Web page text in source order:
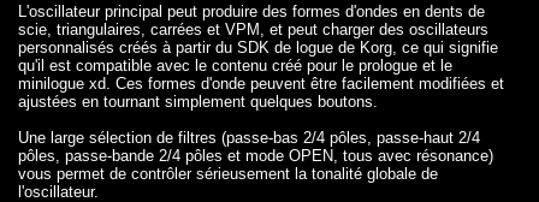
L'oscillateur principal peut produire des formes d'ondes en dents de
scie, triangulaires, carrées et VPM, et peut charger des oscillateurs
personnalisés créés à partir du SDK de logue de Korg, ce qui signifie
qu'il est compatible avec le contenu créé pour le prologue et le
minilogue xd. Ces formes d'onde peuvent être facilement modifiées et
ajustées en tournant simplement quelques boutons.
Une large sélection de filtres (passe-bas 2/4 pôles, passe-haut 2/4
pôles, passe-bande 2/4 pôles et mode OPEN, tous avec résonance)
vous permet de contrôler sérieusement la tonalité globale de
l'oscillateur.